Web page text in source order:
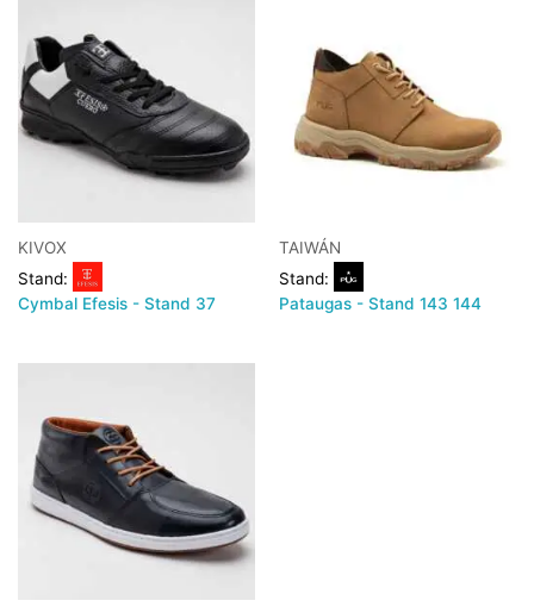
KIVOX
Stand:
Cymbal Efesis - Stand 37
TAIWÁN
Stand:
Pataugas - Stand 143 144